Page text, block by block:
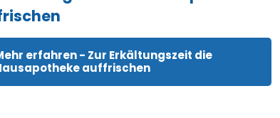
erfahren- Zur Erkältungszeit die
auffrischen